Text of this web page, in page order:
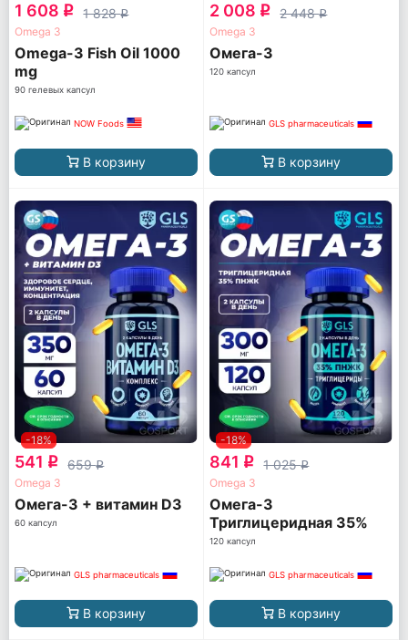
1 608 q 1 828q
Omega 3
Omega-3 Fish Oil 1000
mg
90 гелевых капсул
NOW Foods
В корзину
2 008 q 2 448q
Omega 3
Омега-3
120 капсул
GLS pharmaceuticals
В корзину
-18%
541 q 659q
Omega 3
Омега-3 + витамин D3
60 капсул
GLS pharmaceuticals
В корзину
-18%
841 q 1 025q
Omega 3
Омега-3
Триглицеридная 35%
ПНЖК
120 капсул
GLS pharmaceuticals
В корзину